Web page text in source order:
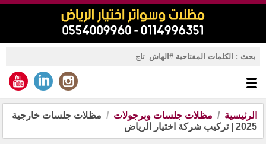
الرئيسية مظلات جلسات وبرجولات
مظلات جلسات خارجية
2025 | تركيب شركة اختيار الرياض